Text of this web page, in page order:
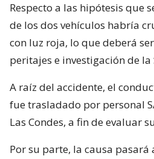
Respecto a las hipótesis que
de los dos vehículos habría
con luz roja, lo que deberá
peritajes e investigación de la
A raíz del accidente, el
fue trasladado por personal
Las Condes, a fin de evaluar
Por su parte, la causa pasará